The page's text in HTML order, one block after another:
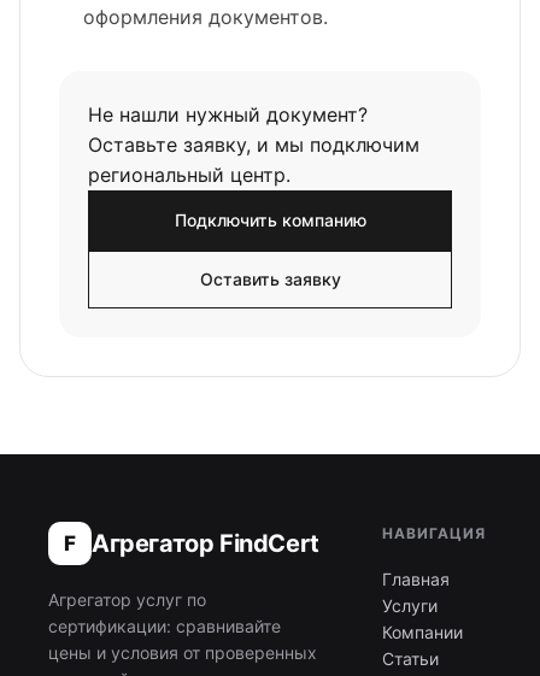
оформления документов.
Не нашли нужный документ?
Оставьте заявку, и мы подключим
региональный центр.
Подключить компанию
Оставить заявку
F Агрегатор FindCert
Агрегатор услуг по
сертификации: сравнивайте
цены и условия от проверенных
НАВИГАЦИЯ
Главная
Услуги
Компании
Статьи